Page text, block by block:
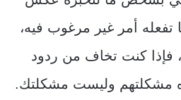
تفعله أمر غير مرغوب فيه،
فإذا كنت تخاف من ردود
مشكلتهم وليست مشكلتك.